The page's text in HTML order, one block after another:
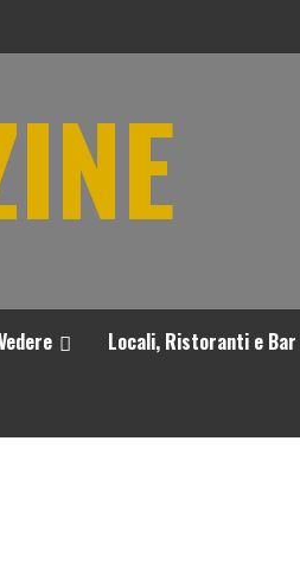
Locali, Ristoranti e Bar